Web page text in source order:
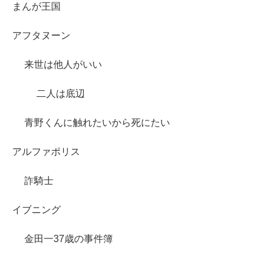
まんが王国
アフタヌーン
来世は他人がいい
二人は底辺
青野くんに触れたいから死にたい
アルファポリス
詐騎士
イブニング
金田一37歳の事件簿